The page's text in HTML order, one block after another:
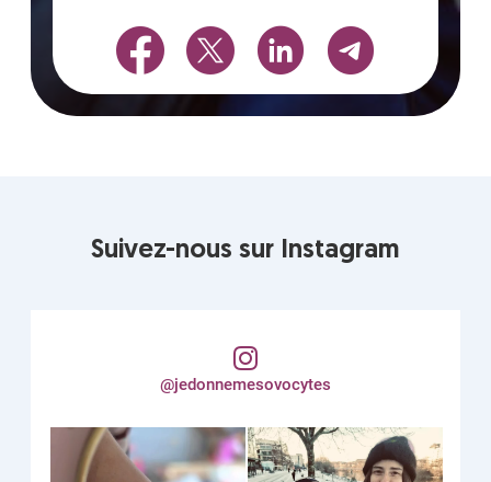
Suivez-nous sur Instagram
@jedonnemesovocytes